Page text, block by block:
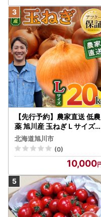
【先行予約】農家直送 低農
薬 旭川産 玉ねぎＬサイズ2
0kg(2026年9月発送開始
予定)_ | 玉ねぎ 05935
北海道旭川市
(0)
10,000